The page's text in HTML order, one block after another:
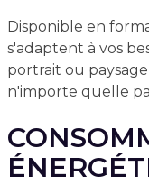
Disponible en
s'adaptent à vos
portrait ou
n'importe quelle